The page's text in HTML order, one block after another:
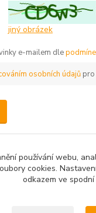
jiný obrázek
e-mailem dle
osobních údajůpro
používání webu,
cookies.
odkazem ve